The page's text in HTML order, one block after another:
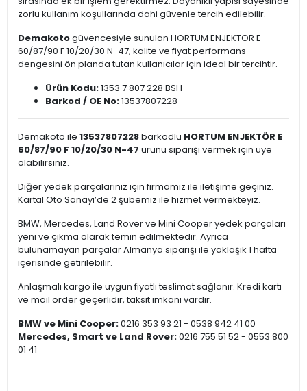
zorlu kullanım koşullarında dahi güvenle tercih edilebilir.
Demakotogüvencesiyle sunulan HORTUM ENJEKTÖR E
60/87/90 F 10/20/30 N-47, kalite ve fiyat performans
dengesini ön planda tutan kullanıcılar için ideal bir tercihtir.
Ürün Kodu:1353 7 807 228 BSH
Barkod / OE No:13537807228
Demakoto ile 13537807228barkodlu HORTUM ENJEKTÖR E
60/87/90 F 10/20/30 N-47 ürünü siparişi vermek için üye
olabilirsiniz.
Diğer yedek parçalarınız için firmamız ile iletişime geçiniz.
Kartal Oto Sanayi’de 2 şubemiz ile hizmet vermekteyiz.
BMW, Mercedes, Land Rover ve Mini Cooper yedek parçaları
yeni ve çıkma olarak temin edilmektedir. Ayrıca
bulunamayan parçalar Almanya siparişi ile yaklaşık 1 hafta
içerisinde getirilebilir.
Anlaşmalı kargo ile uygun fiyatlı teslimat sağlanır. Kredi kartı
ve mail order geçerlidir, taksit imkanı vardır.
BMW ve Mini Cooper:0216 353 93 21 - 0538 942 41 00
Mercedes, Smart ve Land Rover:0216 755 51 52 - 0553 800
01 41